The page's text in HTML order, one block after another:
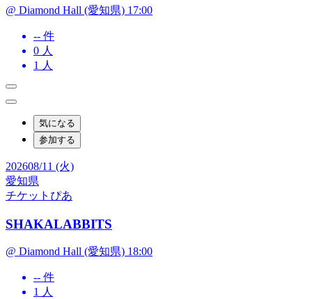
@ Diamond Hall (愛知県) 17:00
-- 件
0 人
1 人
気になる
参加する
202608/11 (火)
愛知県
チケットぴあ
SHAKALABBITS
@ Diamond Hall (愛知県) 18:00
-- 件
1 人